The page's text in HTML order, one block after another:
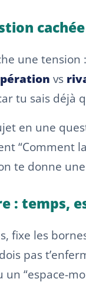
une
vs
tu sais déjà
en une
“Comment
te donne
: temps,
fixe les
pas
un “espace-